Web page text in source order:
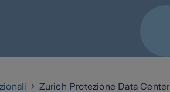
Zurich Protezione Data Center